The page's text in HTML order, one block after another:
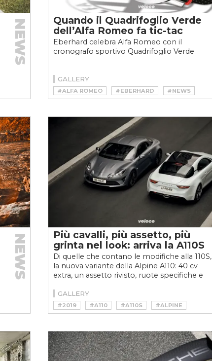
NEWS
Quando il Quadrifoglio Verde
dell’Alfa Romeo fa tic-tac
Eberhard celebra Alfa Romeo con il
cronografo sportivo Quadrifoglio Verde
GALLERY
#ALFA ROMEO #EBERHARD
#NEWS
#OROLOGIO
#QUADRIFOGLIO
#RACE
NEWS
Più cavalli, più assetto, più
grinta nel look: arriva la A110S
Di quelle che contano le modifiche alla 110S,
la nuova variante della Alpine A110: 40 cv
extra, un assetto rivisto, ruote specifiche e
GALLERY
#2019 #A110 #A110S
#ALPINE
#COUPÉ
#NEWS #SPORTSCAR